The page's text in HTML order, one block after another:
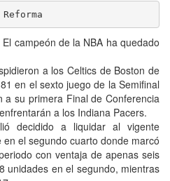
campeón de la NBA ha quedado
a los Celtics de Boston de
en el sexto juego de la Semifinal
a su primera Final de Conferencia
a los Indiana Pacers.
decidido a liquidar al vigente
el segundo cuarto donde marcó
con ventaja de apenas seis
unidades en el segundo, mientras